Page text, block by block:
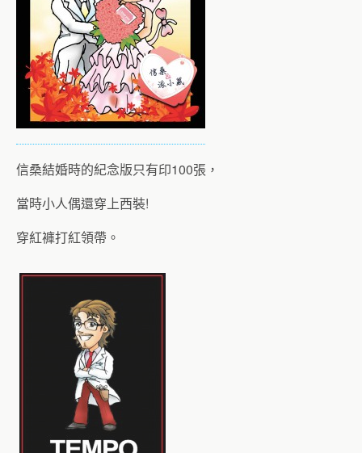
信桑結婚時的紀念版只有印100張，
當時小人偶還穿上西裝!
穿紅褲打紅領帶。